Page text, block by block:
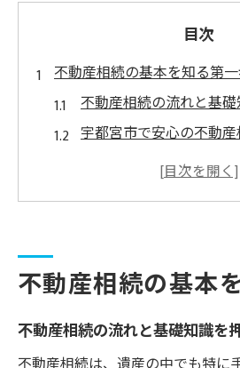
目次
不動産相続の基本を知る第
不動産相続の流れと基
宇都宮市で安心の不動
家族円満に進める不動産
不動産相続の無料相談
宇都宮の司法書士無料相
不動産相続の基本
不動産相続の流れと基礎知識を